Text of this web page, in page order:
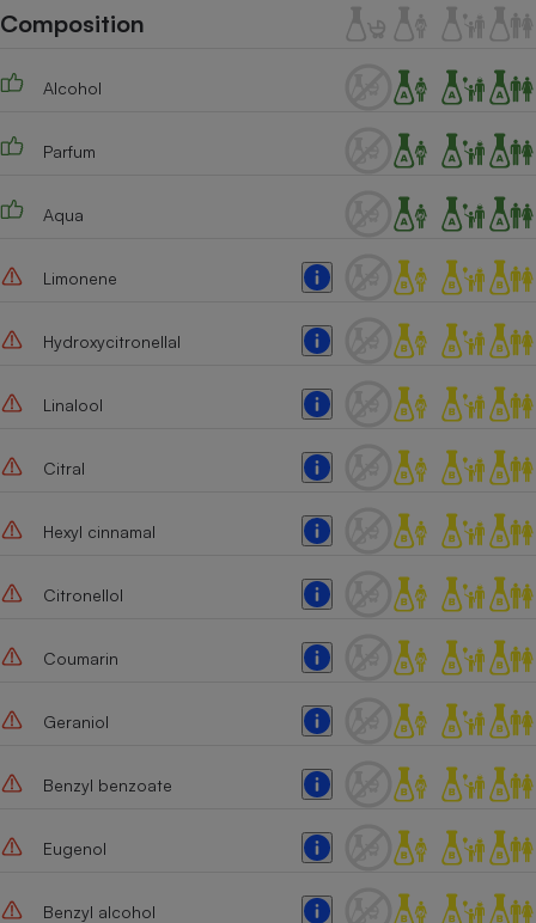
Composition
Alcohol
Parfum
Aqua
Limonene
Hydroxycitronellal
Linalool
Citral
Hexyl cinnamal
Citronellol
Coumarin
Geraniol
Benzyl benzoate
Eugenol
Benzyl alcohol
induction
Ventilateur
Cafetière à expressos
Téléphone mobile -
Smartphone
Antivirus
Climatiseur -
Ventilateur